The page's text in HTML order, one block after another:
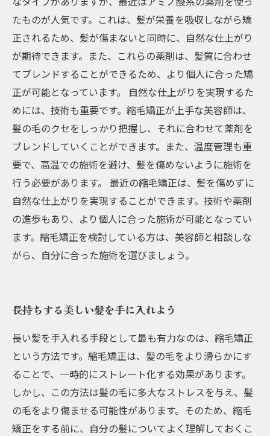
たものが人気です。これは、髪が栄養を吸収しながら矯
正されるため、髪が傷まないと同時に、自然な仕上がり
が期待できます。また、これらの薬剤は、髪質に合わせ
てブレンドすることができるため、より個人に合った矯
正が可能となっています。 自然な仕上がりを実現するた
めには、技術も重要です。縮毛矯正が上手な美容師は、
髪の毛のクセをしっかり把握し、それに合わせて薬剤を
ブレンドしていくことができます。また、温度管理も重
要で、高温での施術を避け、髪を傷めないように施術を
行う必要があります。 最近の縮毛矯正は、髪を傷めずに
自然な仕上がりを実現することができます。技術や薬剤
の進歩もあり、より個人に合った施術が可能となってい
ます。縮毛矯正を検討している方は、美容師と相談しな
がら、自分に合った施術を選びましょう。
長持ちする美しい髪を手に入れよう
長い髪を手入れる手段として最も有力なのは、縮毛矯正
という方法です。縮毛矯正は、髪の毛をより滑らかにす
ることで、一時的にストレート化する効果があります。
しかし、この方法は髪の毛に多大なストレスを与え、髪
の毛をより傷ませる可能性があります。そのため、縮毛
矯正をする前に、自分の髪についてよく理解しておくこ